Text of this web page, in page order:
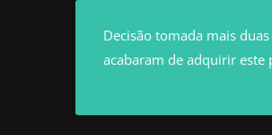
Decisão tomada mais duas
acabaram de adquirir este